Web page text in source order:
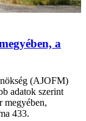
a
(AJOFM)
adatok szerint
megyében,
433.